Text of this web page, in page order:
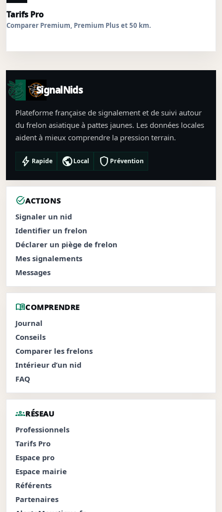
Tarifs Pro
Comparer Premium, Premium Plus et 50 km.
SignalNids
Plateforme française de signalement et de suivi autour
du frelon asiatique à pattes jaunes. Les données locales
aident à mieux comprendre la pression terrain.
bolt Rapide publicLocal shield Prévention
task_altACTIONS
Signaler un nid
Identifier un frelon
Déclarer un piège de frelon
Mes signalements
Messages
menu_bookCOMPRENDRE
Journal
Conseils
Comparer les frelons
Intérieur d’un nid
FAQ
groupsRÉSEAU
Professionnels
Tarifs Pro
Espace pro
Espace mairie
Référents
Partenaires